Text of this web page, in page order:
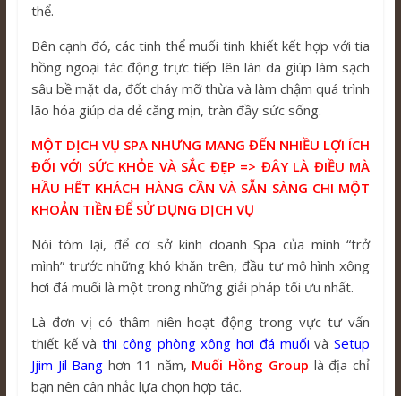
thể.
Bên cạnh đó, các tinh thể muối tinh khiết kết hợp với tia
hồng ngoại tác động trực tiếp lên làn da giúp làm sạch
sâu bề mặt da, đốt cháy mỡ thừa và làm chậm quá trình
lão hóa giúp da dẻ căng mịn, tràn đầy sức sống.
MỘT DỊCH VỤ SPA NHƯNG MANG ĐẾN NHIỀU LỢI ÍCH
ĐỐI VỚI SỨC KHỎE VÀ SẮC ĐẸP => ĐÂY LÀ ĐIỀU MÀ
HẦU HẾT KHÁCH HÀNG CẦN VÀ SẴN SÀNG CHI MỘT
KHOẢN TIỀN ĐỂ SỬ DỤNG DỊCH VỤ
Nói tóm lại, để cơ sở kinh doanh Spa của mình “trở
mình” trước những khó khăn trên, đầu tư mô hình xông
hơi đá muối là một trong những giải pháp tối ưu nhất.
Là đơn vị có thâm niên hoạt động trong vực tư vấn
thiết kế vàthi công phòng xông hơi đá muối vàSetup
Jjim Jil Bang hơn 11 năm, Muối Hồng Group là địa chỉ
bạn nên cân nhắc lựa chọn hợp tác.